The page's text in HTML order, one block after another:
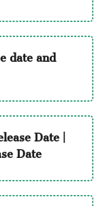
date and
Date |
Date